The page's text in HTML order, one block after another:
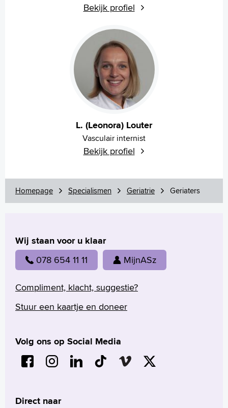
Bekijk profiel
L. (Leonora) Louter
Vasculair internist
Bekijk profiel
Homepage Specialismen Geriatrie Geriaters
Wij staan voor u klaar
078 654 11 11 MijnASz
Compliment, klacht, suggestie?
Stuur een kaartje en doneer
Volg ons op Social Media
Direct naar